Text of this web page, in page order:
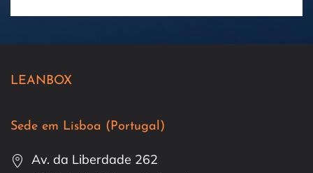
LEANBOX
Sede em Lisboa (Portugal)
Av. da Liberdade 262